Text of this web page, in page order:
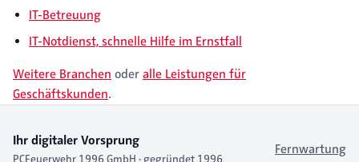
IT-Betreuung
IT-Notdienst, schnelle Hilfe im Ernstfall
Weitere Branchen oder alle Leistungen für
Geschäftskunden.
Ihr digitaler Vorsprung
PCFeuerwehr 1996 GmbH · gegründet 1996
Fernwartung